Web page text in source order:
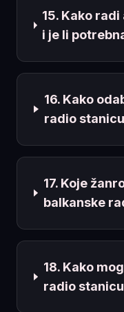
15. Kako
i je li
16. Kako
radio
17. Koje
balkanske
18. Kako
radio